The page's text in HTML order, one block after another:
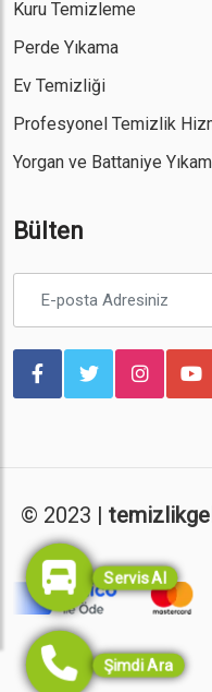
Kuru Temizleme
Perde Yıkama
Ev Temizliği
Profesyonel Temizlik
Yorgan ve Battaniye
Bülten
© 2023 |
Servis Al
Şimdi Ara